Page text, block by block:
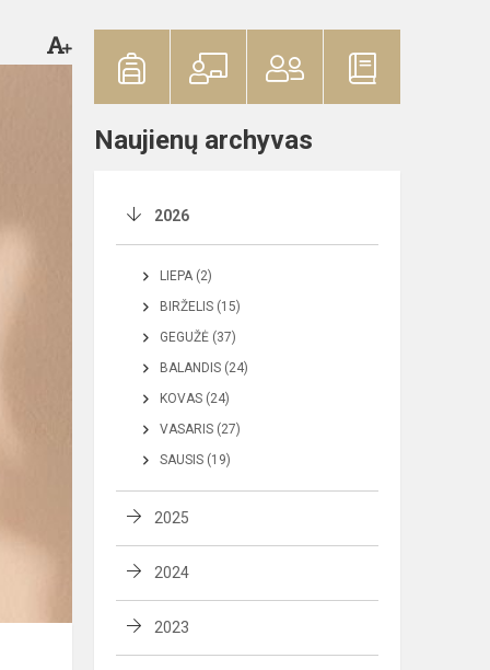
Naujienų archyvas
2026
LIEPA (2)
BIRŽELIS (15)
GEGUŽĖ (37)
BALANDIS (24)
KOVAS (24)
VASARIS (27)
SAUSIS (19)
2025
2024
2023